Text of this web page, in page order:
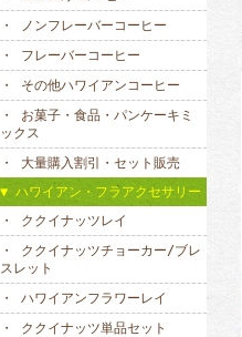
ノンフレーバーコーヒー
フレーバーコーヒー
その他ハワイアンコーヒー
お菓子・食品・パンケーキミ
ックス
大量購入割引・セット販売
ハワイアン・フラアクセサリー
ククイナッツレイ
ククイナッツチョーカー/ブレ
スレット
ハワイアンフラワーレイ
ククイナッツ単品セット